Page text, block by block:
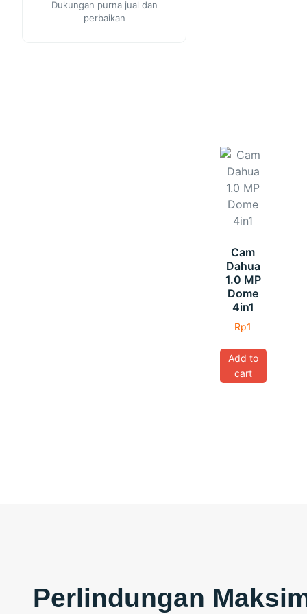
Dukungan purna jual dan
perbaikan
Cam
Dahua
1.0 MP
Dome
4in1
Rp1
Add to
cart
Perlindungan